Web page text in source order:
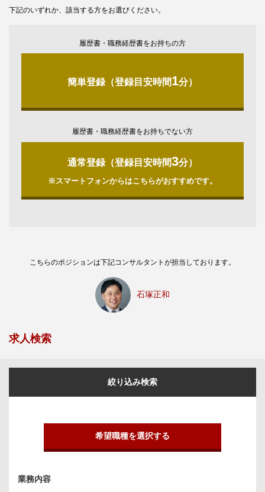
下記のいずれか、該当する方をお選びください。
履歴書・職務経歴書をお持ちの方
簡単登録（登録目安時間1分）
履歴書・職務経歴書をお持ちでない方
通常登録（登録目安時間3分）
※スマートフォンからはこちらがおすすめです。
こちらのポジションは下記コンサルタントが担当しております。
石塚正和
求人検索
絞り込み検索
希望職種を選択する
業務内容